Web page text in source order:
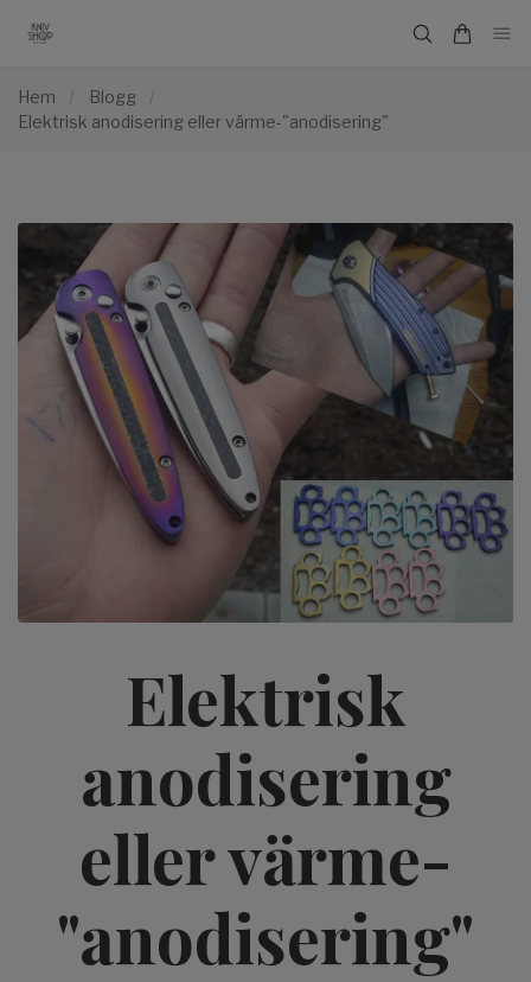
Hem / Blogg
/
Elektrisk anodisering eller värme-"anodisering"
Elektrisk
anodisering
eller värme-
"anodisering"